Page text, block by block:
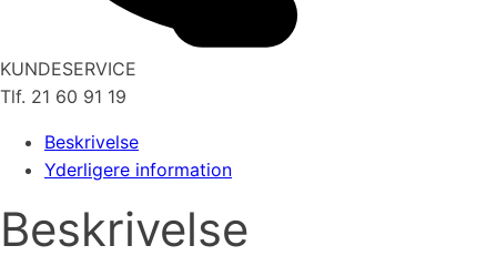
KUNDESERVICE
Tlf. 21 60 91 19
Beskrivelse
Yderligere information
Beskrivelse